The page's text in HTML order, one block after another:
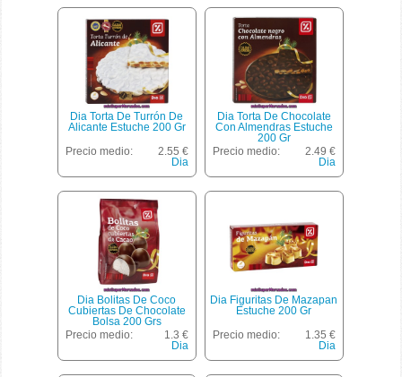
Dia Torta De Turrón De
Alicante Estuche 200 Gr
Precio medio:
2.55 €
Dia
Dia Torta De Chocolate
Con Almendras Estuche
200 Gr
Precio medio:
2.49 €
Dia
Dia Bolitas De Coco
Cubiertas De Chocolate
Bolsa 200 Grs
Precio medio:
1.3 €
Dia
Dia Figuritas De Mazapan
Estuche 200 Gr
Precio medio:
1.35 €
Dia